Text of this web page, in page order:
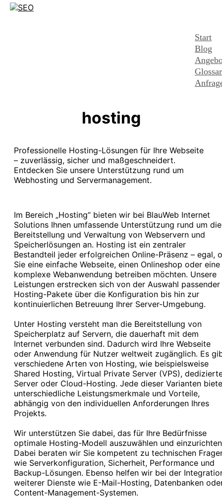
Start
Blog
Glossar
hosting
Professionelle Hosting-Lösungen für Ihre Webseite
– zuverlässig, sicher und maßgeschneidert.
Entdecken Sie unsere Unterstützung rund um
Webhosting und Servermanagement.
Im Bereich „Hosting“ bieten wir bei BlauWeb Internet
Solutions Ihnen umfassende Unterstützung rund um die
Bereitstellung und Verwaltung von Webservern und
Speicherlösungen an. Hosting ist ein zentraler
Bestandteil jeder erfolgreichen Online-Präsenz – egal,
Sie eine einfache Webseite, einen Onlineshop oder eine
komplexe Webanwendung betreiben möchten. Unsere
Leistungen erstrecken sich von der Auswahl passender
Hosting-Pakete über die Konfiguration bis hin zur
kontinuierlichen Betreuung Ihrer Server-Umgebung.
Unter Hosting versteht man die Bereitstellung von
Speicherplatz auf Servern, die dauerhaft mit dem
Internet verbunden sind. Dadurch wird Ihre Webseite
oder Anwendung für Nutzer weltweit zugänglich. Es
verschiedene Arten von Hosting, wie beispielsweise
Shared Hosting, Virtual Private Server (VPS),
Server oder Cloud-Hosting. Jede dieser Varianten
unterschiedliche Leistungsmerkmale und Vorteile,
abhängig von den individuellen Anforderungen Ihres
Projekts.
Wir unterstützen Sie dabei, das für Ihre Bedürfnisse
optimale Hosting-Modell auszuwählen und
Dabei beraten wir Sie kompetent zu technischen
wie Serverkonfiguration, Sicherheit, Performance und
Backup-Lösungen. Ebenso helfen wir bei der
weiterer Dienste wie E-Mail-Hosting, Datenbanken
Content-Management-Systemen.